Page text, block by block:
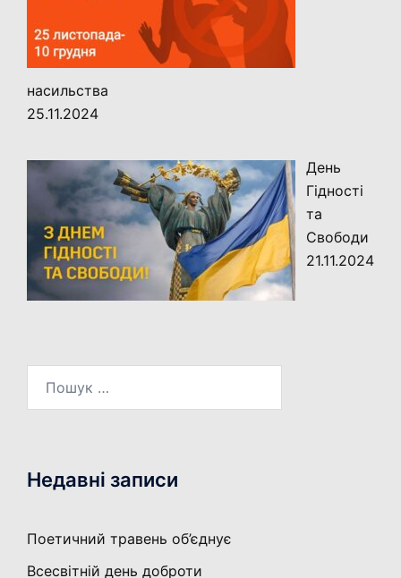
насильства
25.11.2024
День
Гідності
та
Свободи
21.11.2024
Недавні записи
Поетичний травень об’єднує
Всесвітній день доброти